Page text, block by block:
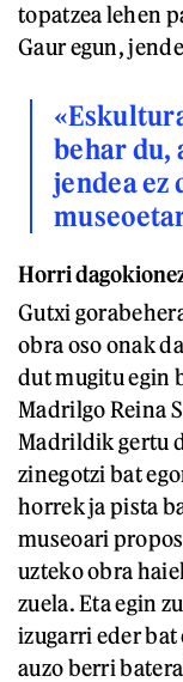
topatzea lehen
Gaur egun,
behar du,
jendea ez
Horri
Gutxi
obra oso onak
dut mugitu egin
Madrilgo Reina
Madrildik gertu
zinegotzi bat
horrek ja pista
museoari
uzteko obra
zuela. Eta egin
izugarri eder bat
auzo berri